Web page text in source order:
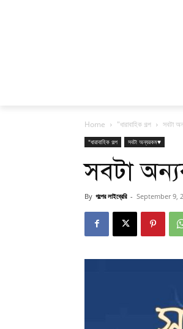
Home "ধারাবাহিক গল্প সবটা
"ধারাবাহিক গল্প সবটা অন্যরকম♥
সবটা
By গল্পের লাইব্রেরি - September 9,